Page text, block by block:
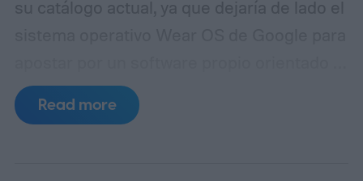
su catálogo actual, ya que dejaría de lado el
maximizar la duración de la batería.
acuerdo con el sitio especializado
Read more